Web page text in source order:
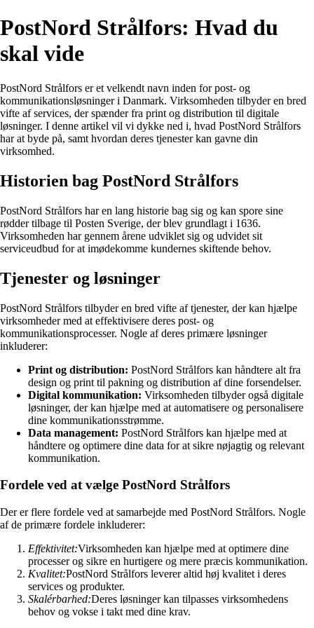
PostNord Strålfors: Hvad du
skal vide
PostNord Strålfors er et velkendt navn inden for post- og
kommunikationsløsninger i Danmark. Virksomheden tilbyder en bred
vifte af services, der spænder fra print og distribution til digitale
løsninger. I denne artikel vil vi dykke ned i, hvad PostNord Strålfors
har at byde på, samt hvordan deres tjenester kan gavne din
virksomhed.
Historien bag PostNord Strålfors
PostNord Strålfors har en lang historie bag sig og kan spore sine
rødder tilbage til Posten Sverige, der blev grundlagt i 1636.
Virksomheden har gennem årene udviklet sig og udvidet sit
serviceudbud for at imødekomme kundernes skiftende behov.
Tjenester og løsninger
PostNord Strålfors tilbyder en bred vifte af tjenester, der kan hjælpe
virksomheder med at effektivisere deres post- og
kommunikationsprocesser. Nogle af deres primære løsninger
inkluderer:
Print og distribution: PostNord Strålfors kan håndtere alt fra
design og print til pakning og distribution af dine forsendelser.
Digital kommunikation: Virksomheden tilbyder også digitale
løsninger, der kan hjælpe med at automatisere og personalisere
dine kommunikationsstrømme.
Data management: PostNord Strålfors kan hjælpe med at
håndtere og optimere dine data for at sikre nøjagtig og relevant
kommunikation.
Fordele ved at vælge PostNord Strålfors
Der er flere fordele ved at samarbejde med PostNord Strålfors. Nogle
af de primære fordele inkluderer:
Effektivitet:Virksomheden kan hjælpe med at optimere dine
processer og sikre en hurtigere og mere præcis kommunikation.
Kvalitet:PostNord Strålfors leverer altid høj kvalitet i deres
services og produkter.
Skalérbarhed:Deres løsninger kan tilpasses virksomhedens
behov og vokse i takt med dine krav.